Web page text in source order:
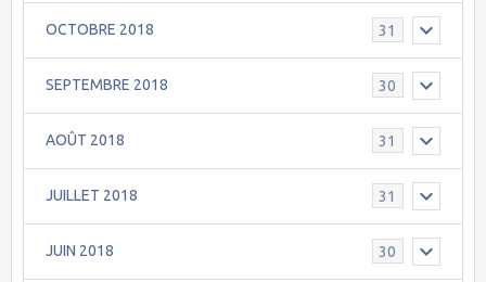
OCTOBRE 2018 31
SEPTEMBRE 2018 30
AOÛT 2018 31
JUILLET 2018 31
JUIN 2018 30